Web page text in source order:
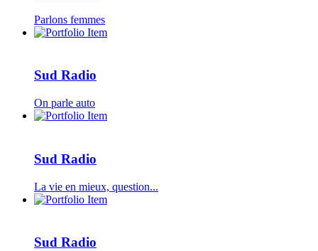
Parlons femmes
Sud Radio
On parle auto
Sud Radio
La vie en mieux, question...
Sud Radio